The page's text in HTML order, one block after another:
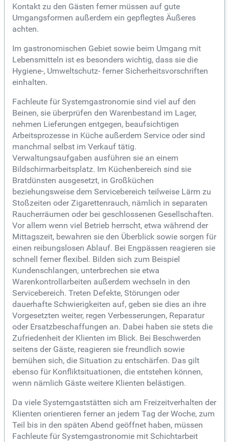
Kontakt zu den Gästen ferner müssen auf gute
Umgangsformen außerdem ein gepflegtes Äußeres
achten.
Im gastronomischen Gebiet sowie beim Umgang mit
Lebensmitteln ist es besonders wichtig, dass sie die
Hygiene-, Umweltschutz- ferner Sicherheitsvorschriften
einhalten.
Fachleute für Systemgastronomie sind viel auf den
Beinen, sie überprüfen den Warenbestand im Lager,
nehmen Lieferungen entgegen, beaufsichtigen
Arbeitsprozesse in Küche außerdem Service oder sind
manchmal selbst im Verkauf tätig.
Verwaltungsaufgaben ausführen sie an einem
Bildschirmarbeitsplatz. Im Küchenbereich sind sie
Bratdünsten ausgesetzt, in Großküchen
beziehungsweise dem Servicebereich teilweise Lärm zu
Stoßzeiten oder Zigarettenrauch, nämlich in separaten
Raucherräumen oder bei geschlossenen Gesellschaften.
Vor allem wenn viel Betrieb herrscht, etwa während der
Mittagszeit, bewahren sie den Überblick sowie sorgen für
einen reibungslosen Ablauf. Bei Engpässen reagieren sie
schnell ferner flexibel. Bilden sich zum Beispiel
Kundenschlangen, unterbrechen sie etwa
Warenkontrollarbeiten außerdem wechseln in den
Servicebereich. Treten Defekte, Störungen oder
dauerhafte Schwierigkeiten auf, geben sie dies an ihre
Vorgesetzten weiter, regen Verbesserungen, Reparatur
oder Ersatzbeschaffungen an. Dabei haben sie stets die
Zufriedenheit der Klienten im Blick. Bei Beschwerden
seitens der Gäste, reagieren sie freundlich sowie
bemühen sich, die Situation zu entschärfen. Das gilt
ebenso für Konfliktsituationen, die entstehen können,
wenn nämlich Gäste weitere Klienten belästigen.
Da viele Systemgaststätten sich am Freizeitverhalten der
Klienten orientieren ferner an jedem Tag der Woche, zum
Teil bis in den späten Abend geöffnet haben, müssen
Fachleute für Systemgastronomie mit Schichtarbeit